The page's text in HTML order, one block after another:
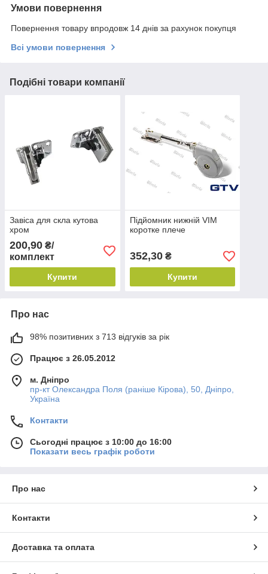
Умови повернення
Повернення товару впродовж 14 днів за рахунок покупця
Всі умови повернення
Подібні товари компанії
Завіса для скла кутова
хром
200,90 ₴/
комплект
Купити
Підйомник нижній VIM
коротке плече
352,30₴
Купити
Про нас
98% позитивних з 713 відгуків за рік
Працює з 26.05.2012
м. Дніпро
пр-кт Олександра Поля (раніше Кірова), 50, Дніпро,
Україна
Контакти
Сьогодні працює з 10:00 до 16:00
Показати весь графік роботи
Про нас
Контакти
Доставка та оплата